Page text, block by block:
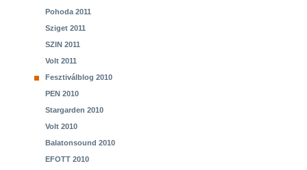
Pohoda 2011
Sziget 2011
SZIN 2011
Volt 2011
Fesztiválblog 2010
PEN 2010
Stargarden 2010
Volt 2010
Balatonsound 2010
EFOTT 2010